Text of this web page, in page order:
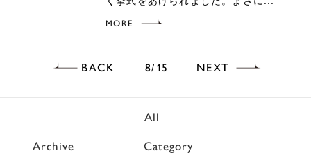
All
Archive
Category
MORE
BACK 8 15 NEXT